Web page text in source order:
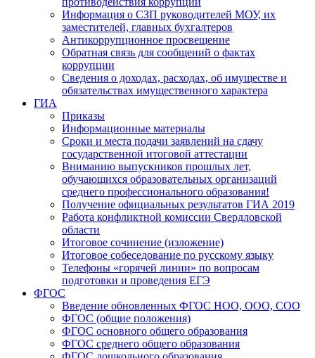
Информация о СЗП руководителей МОУ, их
заместителей, главных бухгалтеров
Антикоррупционное просвещение
Обратная связь для сообщений о фактах
коррупции
Сведения о доходах, расходах, об имуществе и
обязательствах имущественного характера
ГИА
Приказы
Информационные материалы
Сроки и места подачи заявлений на сдачу
государственной итоговой аттестации
Вниманию выпускников прошлых лет,
обучающихся образовательных организаций
среднего профессионального образования!
Получение официальных результатов ГИА 2019
Работа конфликтной комиссии Свердловской
области
Итоговое сочинение (изложение)
Итоговое собеседование по русскому языку
Телефоны «горячей линии» по вопросам
подготовки и проведения ЕГЭ
ФГОС
Введение обновленных ФГОС НОО, ООО, СОО
ФГОС (общие положения)
ФГОС основного общего образования
ФГОС среднего общего образования